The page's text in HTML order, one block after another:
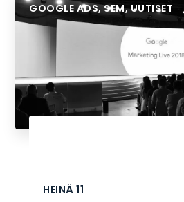
GOOGLE ADS,SEM,UUTISET
HEINÄ 11